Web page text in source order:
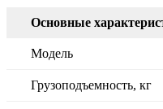
Основные
Модель
Грузоподъемность, кг